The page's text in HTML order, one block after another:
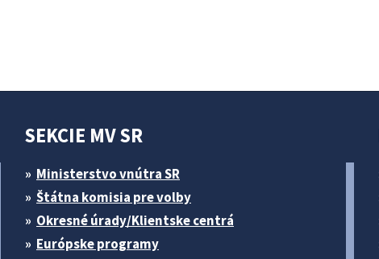
SEKCIE MV SR
Ministerstvo vnútra SR
Štátna komisia pre volby
Okresné úrady/Klientske centrá
Európske programy